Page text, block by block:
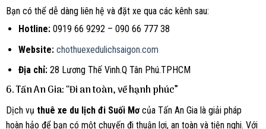
Bạn có thể dễ dàng liên hệ và đặt xe qua các kênh sau:
Hotline:0919 66 9292 – 090 66 777 38
Website: chothuexedulichsaigon.com
Địa chỉ:28 Lương Thế Vinh.Q Tân Phú.TPHCM
6.Tấn An Gia: “Đi an toàn, về hạnh phúc”
Dịch vụ thuê xe du lịch đi Suối Mơ của Tấn An Gia là giải pháp
hoàn hảo để bạn có một chuyến đi thuận lợi, an toàn và tiện nghi. Với